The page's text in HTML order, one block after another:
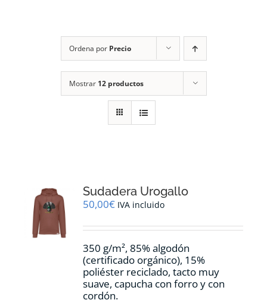
CARRITO
Ordena por Precio
Mostrar 12 productos
Sudadera Urogallo
50,00€ IVA incluido
350 g/m², 85% algodón
(certificado orgánico), 15%
poliéster reciclado, tacto muy
suave, capucha con forro y con
cordón.